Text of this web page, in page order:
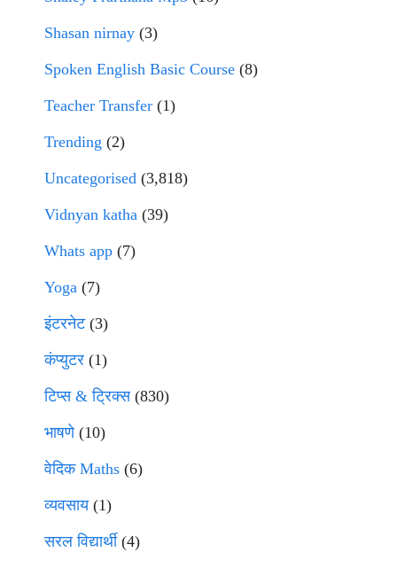
Shasan nirnay (3)
Spoken English Basic Course (8)
Teacher Transfer (1)
Trending (2)
Uncategorised (3,818)
Vidnyan katha (39)
Whats app (7)
Yoga (7)
इंटरनेट(3)
कंप्युटर (1)
टिप्स & ट्रिक्स(830)
भाषणे(10)
वेदिक Maths (6)
व्यवसाय(1)
सरल विद्यार्थी(4)